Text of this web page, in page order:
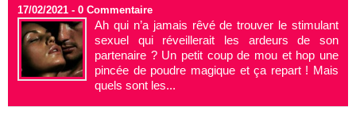
17/02/2021 - 0 Commentaire
Ah qui n’a jamais rêvé de trouver le stimulant
sexuel qui réveillerait les ardeurs de son
partenaire ? Un petit coup de mou et hop une
pincée de poudre magique et ça repart ! Mais
quels sont les...